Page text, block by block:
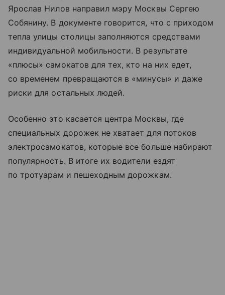
Ярослав Нилов направил мэру Москвы Сергею
Собянину. В документе говорится, что с приходом
тепла улицы столицы заполняются средствами
индивидуальной мобильности. В результате
«плюсы» самокатов для тех, кто на них едет,
со временем превращаются в «минусы» и даже
риски для остальных людей.
Особенно это касается центра Москвы, где
специальных дорожек не хватает для потоков
электросамокатов, которые все больше набирают
популярность. В итоге их водители ездят
по тротуарам и пешеходным дорожкам.